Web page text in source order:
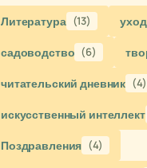
Литература (13)
садоводство (6)
читательский дневник (4)
искусственный интеллект
Поздравления (4)